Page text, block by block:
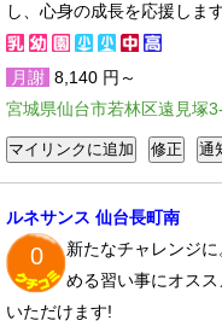
し、心身の成長を応援します
月謝 8,140 円～
宮城県仙台市若林区遠見塚
ルネサンス 仙台長町南
0
新たなチャレンジ
める習い事にオス
いただけます!